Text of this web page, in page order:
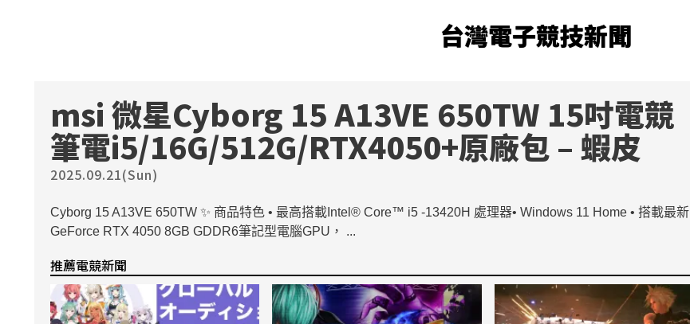
台灣電子競技新聞
msi 微星Cyborg 15 A13VE 650TW 15吋電競
筆電i5/16G/512G/RTX4050+原廠包 – 蝦皮
2025.09.21(Sun)
Cyborg 15 A13VE 650TW ✨ 商品特色 • 最高搭載Intel® Core™ i5 -13420H 處理器• Windows 11 Home • 搭載最新
GeForce RTX 4050 8GB GDDR6筆記型電腦GPU， ...
推薦電競新聞